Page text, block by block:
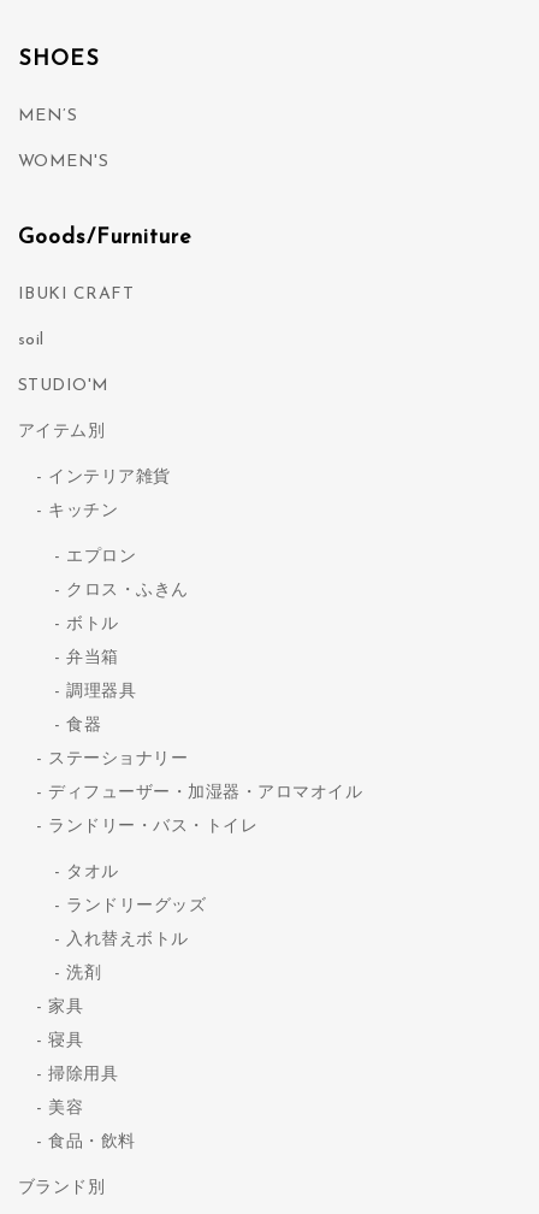
SHOES
MEN’S
WOMEN'S
Goods/Furniture
IBUKI CRAFT
soil
STUDIO'M
アイテム別
インテリア雑貨
キッチン
エプロン
クロス・ふきん
ボトル
弁当箱
調理器具
食器
ステーショナリー
ディフューザー・加湿器・アロマオイル
ランドリー・バス・トイレ
タオル
ランドリーグッズ
入れ替えボトル
洗剤
家具
寝具
掃除用具
美容
食品・飲料
ブランド別